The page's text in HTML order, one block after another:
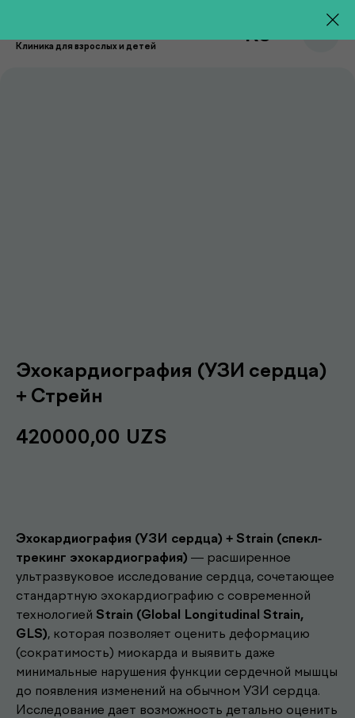
Эхокардиография (УЗИ сердца)
+ Стрейн
420000,00 UZS
Эхокардиография (УЗИ сердца) + Strain (спекл-
трекинг эхокардиография) — расширенное
ультразвуковое исследование сердца, сочетающее
стандартную эхокардиографию с современной
технологией Strain (Global Longitudinal Strain,
GLS), которая позволяет оценить деформацию
(сократимость) миокарда и выявить даже
минимальные нарушения функции сердечной мышцы
до появления изменений на обычном УЗИ сердца.
Исследование дает возможность детально оценить